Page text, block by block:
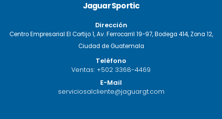
Jaguar Sportic
Dirección
Centro Empresarial El Cortijo 1, Av. Ferrocarril 19-97, Bodega 414, Zona 12,
Ciudad de Guatemala
Teléfono
Ventas: +502 3368-4469
E-Mail
serviciosalcliente@jaguargt.com